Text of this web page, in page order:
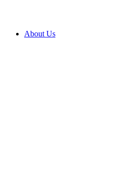
About Us